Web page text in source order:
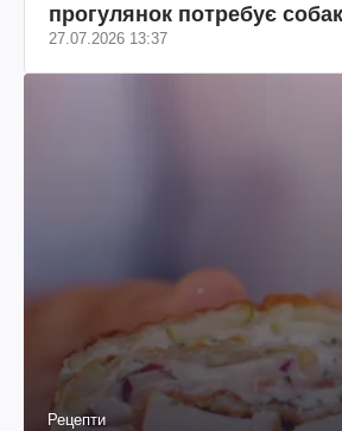
прогулянок потребує
27.07.2026 13:37
Рецепти